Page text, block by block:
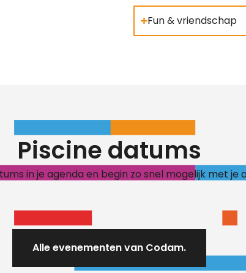
Fun & vriendschap
Piscine datums
in je agenda en begin zo snel mogelijk met je
Alle evenementen van Codam.